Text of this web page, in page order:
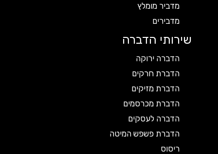
מדביר מומלץ
מדבירים
שירותי הדברה
הדברה ירוקה
הדברת חרקים
הדברת מזיקים
הדברת מכרסמים
הדברה לעסקים
הדברת פשפש המיטה
ריסוס